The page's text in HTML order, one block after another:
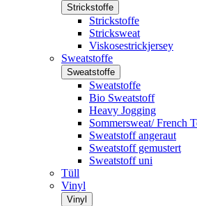
Strickstoffe
Strickstoffe
Stricksweat
Viskosestrickjersey
Sweatstoffe
Sweatstoffe
Sweatstoffe
Bio Sweatstoff
Heavy Jogging
Sommersweat/ French
Sweatstoff angeraut
Sweatstoff gemustert
Sweatstoff uni
Tüll
Vinyl
Vinyl